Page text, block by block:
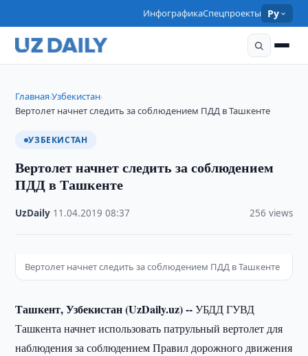
ИнфографикаСпецпроекты Ру
Главная›Узбекистан›
Вертолет начнет следить за соблюдением ПДД в Ташкенте
УЗБЕКИСТАН
Вертолет начнет следить за соблюдением
ПДД в Ташкенте
UzDaily 11.04.2019 ·08:37 256 views
Вертолет начнет следить за соблюдением ПДД в Ташкенте
Ташкент, Узбекистан (UzDaily.uz) --УБДД ГУВД
Ташкента начнет использовать патрульный вертолет для
наблюдения за соблюдением Правил дорожного движения